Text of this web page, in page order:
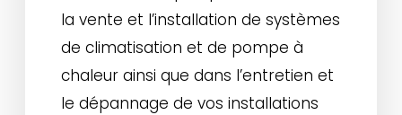
la vente et l’installation de systèmes
de climatisation et de pompe à
chaleur ainsi que dans l’entretien et
le dépannage de vos installations